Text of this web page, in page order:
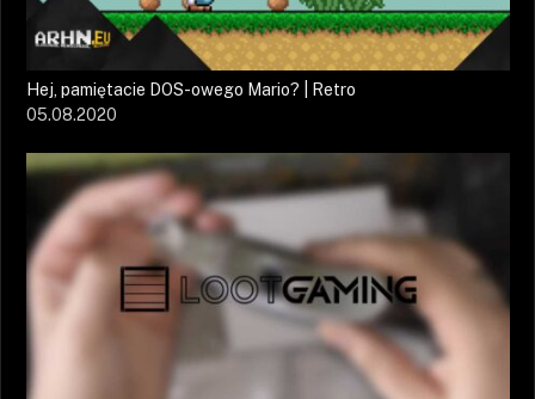
Hej, pamiętacie DOS-owego Mario? | Retro
05.08.2020